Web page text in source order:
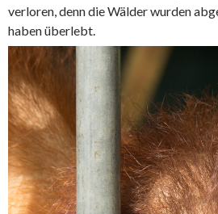
verloren, denn die Wälder wurden
haben überlebt.